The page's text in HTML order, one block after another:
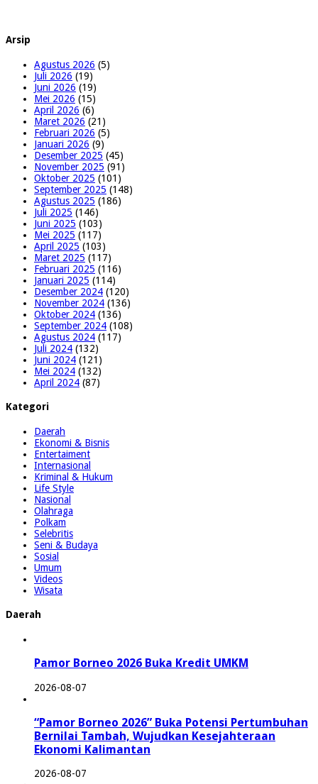
Arsip
Agustus 2026 (5)
Juli 2026 (19)
Juni 2026 (19)
Mei 2026 (15)
April 2026 (6)
Maret 2026 (21)
Februari 2026 (5)
Januari 2026 (9)
Desember 2025 (45)
November 2025 (91)
Oktober 2025 (101)
September 2025 (148)
Agustus 2025 (186)
Juli 2025 (146)
Juni 2025 (103)
Mei 2025 (117)
April 2025 (103)
Maret 2025 (117)
Februari 2025 (116)
Januari 2025 (114)
Desember 2024 (120)
November 2024 (136)
Oktober 2024 (136)
September 2024 (108)
Agustus 2024 (117)
Juli 2024 (132)
Juni 2024 (121)
Mei 2024 (132)
April 2024 (87)
Kategori
Daerah
Ekonomi & Bisnis
Entertaiment
Internasional
Kriminal & Hukum
Life Style
Nasional
Olahraga
Polkam
Selebritis
Seni & Budaya
Sosial
Umum
Videos
Wisata
Daerah
Pamor Borneo 2026 Buka Kredit UMKM
2026-08-07
“Pamor Borneo 2026” Buka Potensi Pertumbuhan
Bernilai Tambah, Wujudkan Kesejahteraan
Ekonomi Kalimantan
2026-08-07